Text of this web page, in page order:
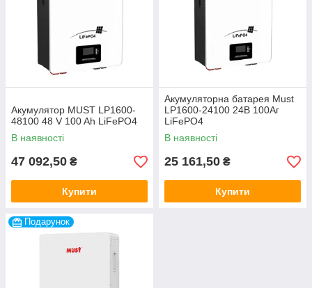
Акумулятор MUST LP1600-
48100 48 V 100 Ah LiFePO4
В наявності
47 092,50 ₴
Купити
Акумуляторна батарея Must
LP1600-24100 24В 100Аг
LiFePO4
В наявності
25 161,50 ₴
Купити
Подарунок